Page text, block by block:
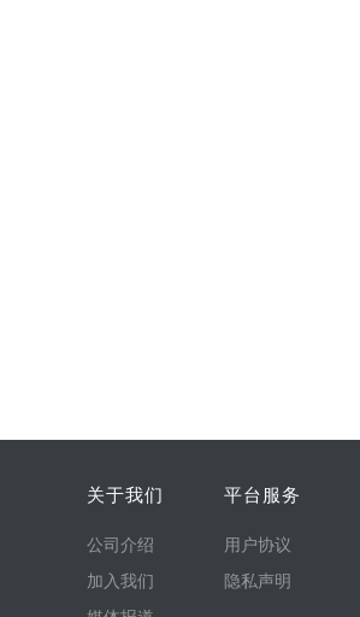
关于我们
公司介绍
加入我们
平台服务
用户协议
隐私声明